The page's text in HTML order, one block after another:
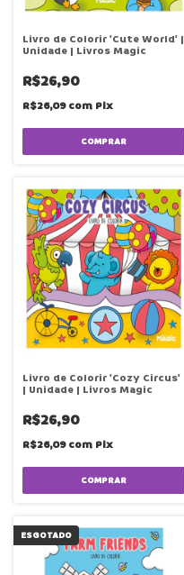
Livro de Colorir 'Cute World' |
Unidade | Livros Magic
R$26,90
R$26,09com Pix
Livro de Colorir 'Cozy Circus'
| Unidade | Livros Magic
R$26,90
R$26,09com Pix
ESGOTADO